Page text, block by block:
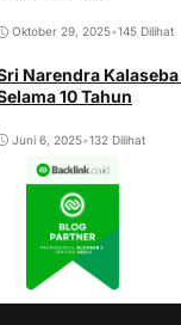
Oktober 29, 2025•145 Dilihat
Narendra
10 Tahun
Juni 6, 2025•132 Dilihat